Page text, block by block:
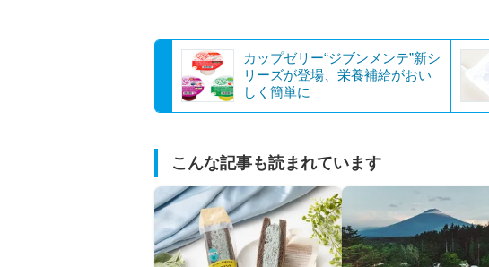
カップゼリー“ジブンメンテ”新シ
リーズが登場、栄養補給がおい
しく簡単に
こんな記事も読まれています